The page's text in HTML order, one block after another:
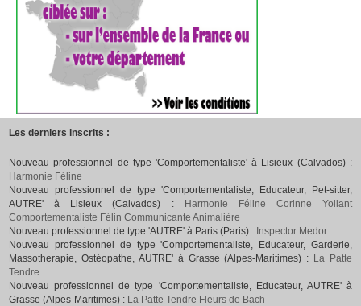
Les derniers inscrits :
Nouveau professionnel de type 'Comportementaliste' à Lisieux (Calvados) :
Harmonie Féline
Nouveau professionnel de type 'Comportementaliste, Educateur, Pet-sitter,
AUTRE' à Lisieux (Calvados) :
Harmonie Féline Corinne Yollant
Comportementaliste Félin Communicante Animalière
Nouveau professionnel de type 'AUTRE' à Paris (Paris) : Inspector Medor
Nouveau professionnel de type 'Comportementaliste, Educateur, Garderie,
Massotherapie, Ostéopathe, AUTRE' à Grasse (Alpes-Maritimes) : La Patte
Tendre
Nouveau professionnel de type 'Comportementaliste, Educateur, AUTRE' à
Grasse (Alpes-Maritimes) : La Patte Tendre Fleurs de Bach